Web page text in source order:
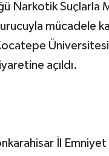
Narkotik Suçlarla
mücadele
açıldı.
İl Emniyet